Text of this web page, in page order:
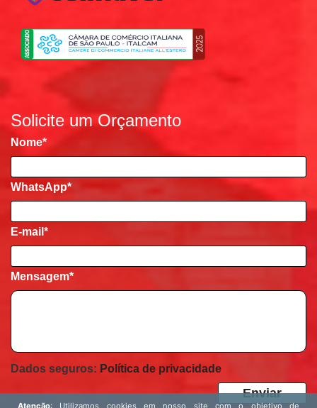
Solicite um Orçamento
Nome*
WhatsApp*
E-mail *
Mensagem*
Dados seguros: Política de privacidade